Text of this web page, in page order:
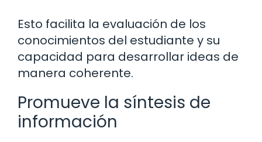
Esto facilita la evaluación de los
conocimientos del estudiante y su
capacidad para desarrollar ideas de
manera coherente.
Promueve la síntesis de
información